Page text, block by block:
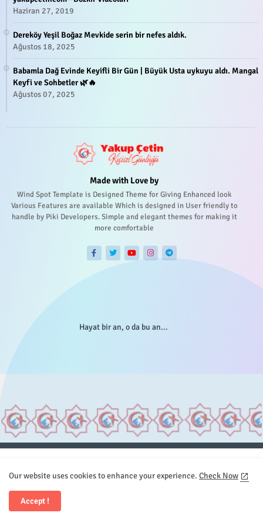
Haziran 27, 2019
Dereköy Yeşil Boğaz Mevkide serin bir nefes aldık.
Ağustos 18, 2025
Babamla Dağ Evinde Keyifli Bir Gün | Büyük Usta uykuyu aldı. Mangal
Keyfi ve Sohbetler 🌿🔥
Ağustos 07, 2025
Made with Love by
Wind Spot Template is Designed Theme for Giving Enhanced look
Various Features are available Which is designed in User friendly to
handle by Piki Developers. Simple and elegant themes for making it
more comfortable
Hayat bir an, o da bu an...
Sitemap
İletişim
Our website uses cookies to enhance your experience. Check Now
Accept !